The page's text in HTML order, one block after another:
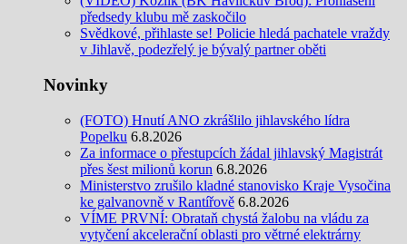
předsedy klubu mě zaskočilo
Svědkové, přihlaste se! Policie hledá pachatele vraždy
v Jihlavě, podezřelý je bývalý partner oběti
Novinky
(FOTO) Hnutí ANO zkrášlilo jihlavského lídra
Popelku 6.8.2026
Za informace o přestupcích žádal jihlavský Magistrát
přes šest milionů korun 6.8.2026
Ministerstvo zrušilo kladné stanovisko Kraje Vysočina
ke galvanovně v Rantířově 6.8.2026
VÍME PRVNÍ: Obrataň chystá žalobu na vládu za
vytyčení akcelerační oblasti pro větrné elektrárny